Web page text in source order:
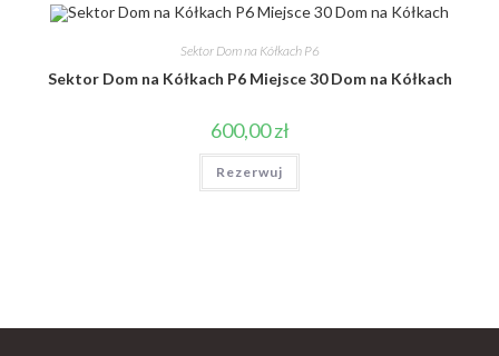
Sektor Dom na Kółkach P6
Sektor Dom na Kółkach P6 Miejsce 30 Dom na Kółkach
600,00zł
Rezerwuj